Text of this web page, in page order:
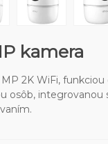
kamera
2K WiFi, funkciou
osôb, integrovanou